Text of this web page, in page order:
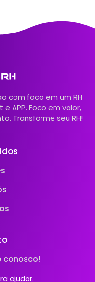
com foco em um RH
APP. Foco em valor,
Transforme seu RH!
conosco!
ajudar.